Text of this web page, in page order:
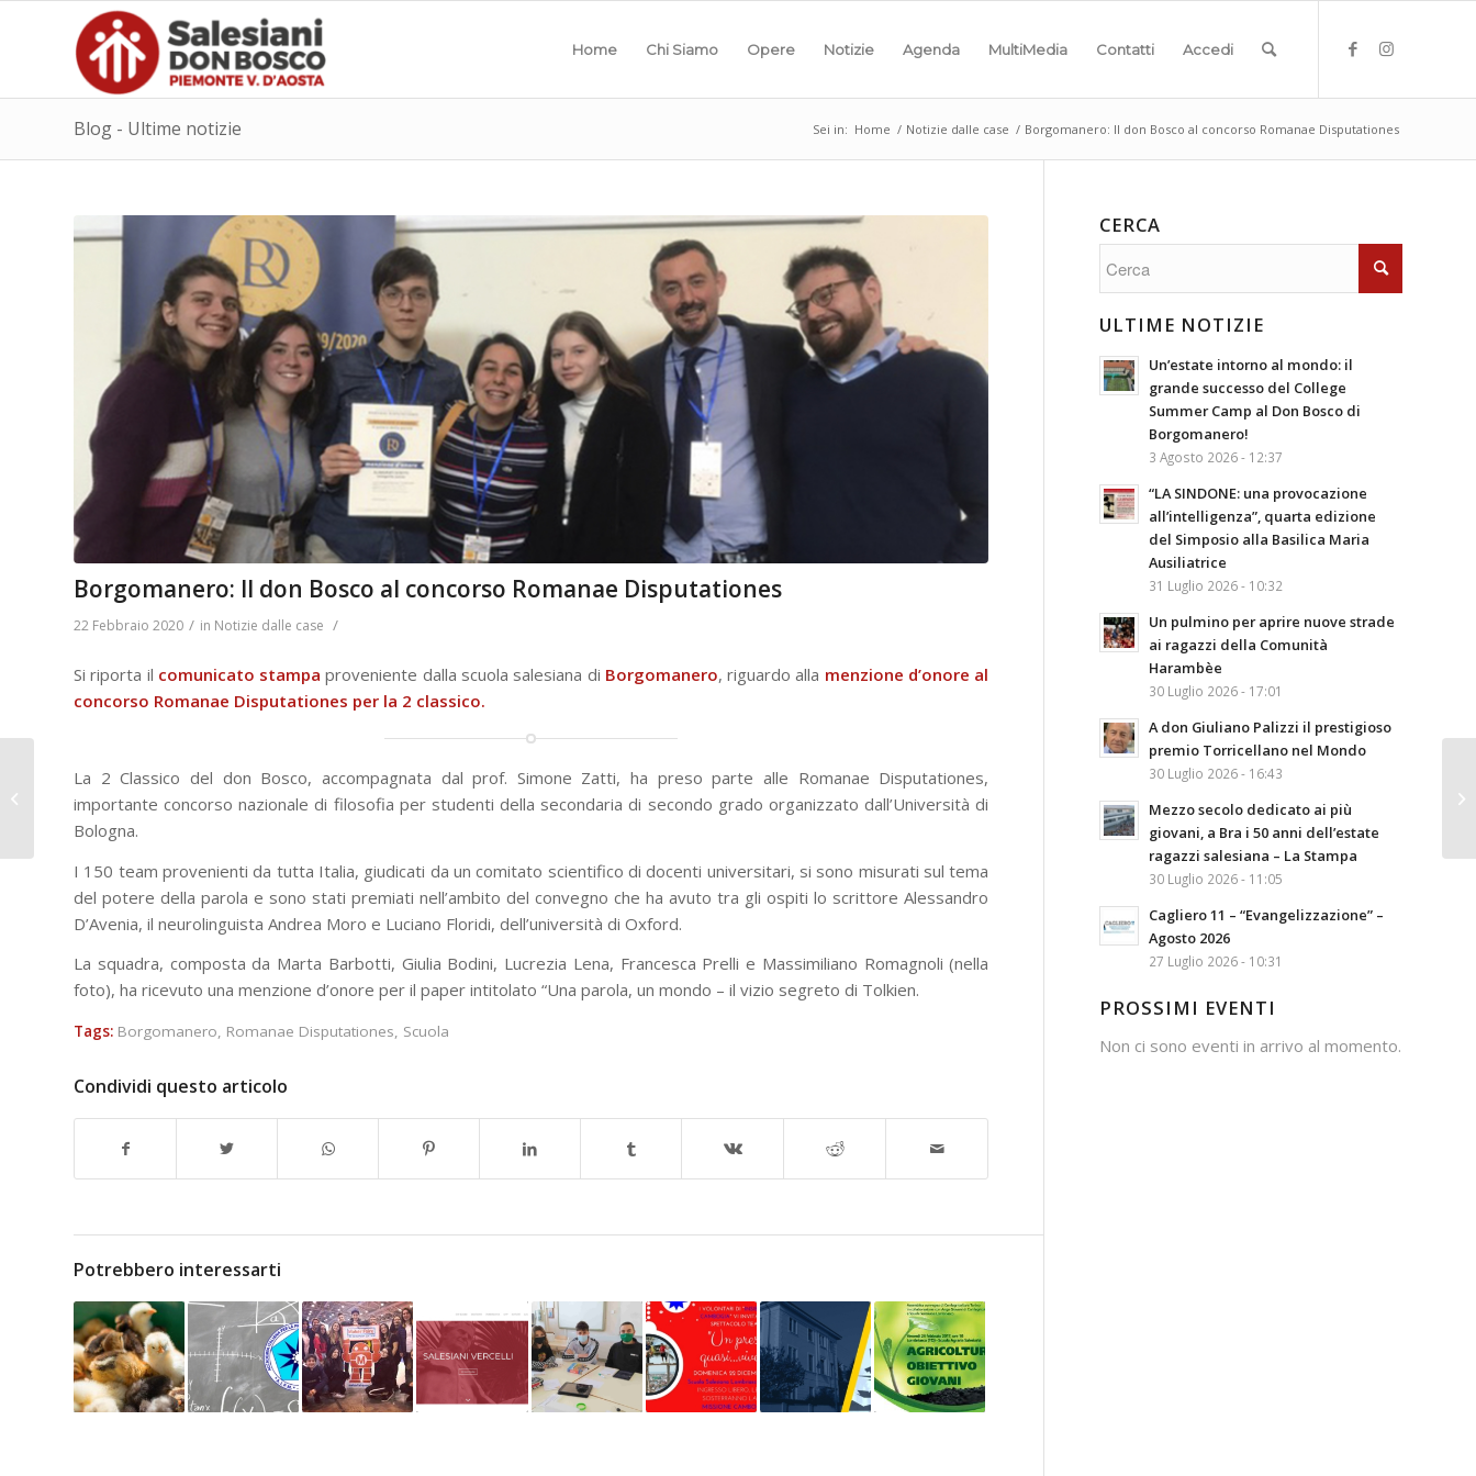
Home Chi Siamo Opere Notizie Agenda MultiMedia Contatti Accedi
Blog - Ultime notizie Sei in: Home / Notizie dalle case / Borgomanero: Il don Bosco al concorso Romanae Disputationes
Borgomanero: Il don Bosco al concorso Romanae Disputationes
22 Febbraio 2020 / in Notizie dalle case /
Si riporta il comunicato stampa proveniente dalla scuola salesiana di Borgomanero, riguardo alla menzione d’onore al
concorso Romanae Disputationes per la 2 classico.
La 2 Classico del don Bosco, accompagnata dal prof. Simone Zatti, ha preso parte alle Romanae Disputationes,
importante concorso nazionale di filosofia per studenti della secondaria di secondo grado organizzato dall’Università di
Bologna.
I 150 team provenienti da tutta Italia, giudicati da un comitato scientifico di docenti universitari, si sono misurati sul tema
del potere della parola e sono stati premiati nell’ambito del convegno che ha avuto tra gli ospiti lo scrittore Alessandro
D’Avenia, il neurolinguista Andrea Moro e Luciano Floridi, dell’università di Oxford.
La squadra, composta da Marta Barbotti, Giulia Bodini, Lucrezia Lena, Francesca Prelli e Massimiliano Romagnoli (nella
foto), ha ricevuto una menzione d’onore per il paper intitolato “Una parola, un mondo – il vizio segreto di Tolkien.
Tags: Borgomanero, Romanae Disputationes, Scuola
Condividi questo articolo
Potrebbero interessarti
CERCA
ULTIME NOTIZIE
Un’estate intorno al mondo: il
grande successo del College
Summer Camp al Don Bosco di
Borgomanero!
3 Agosto 2026 - 12:37
“LA SINDONE: una provocazione
all’intelligenza”, quarta edizione
del Simposio alla Basilica Maria
Ausiliatrice
31 Luglio 2026 - 10:32
Un pulmino per aprire nuove strade
ai ragazzi della Comunità
Harambèe
30 Luglio 2026 - 17:01
A don Giuliano Palizzi il prestigioso
premio Torricellano nel Mondo
30 Luglio 2026 - 16:43
Mezzo secolo dedicato ai più
giovani, a Bra i 50 anni dell’estate
ragazzi salesiana – La Stampa
30 Luglio 2026 - 11:05
Cagliero 11 – “Evangelizzazione” –
Agosto 2026
27 Luglio 2026 - 10:31
PROSSIMI EVENTI
Non ci sono eventi in arrivo al momento.
Formazione continua:
Idroterm al Cnos-Fap di
Fossano